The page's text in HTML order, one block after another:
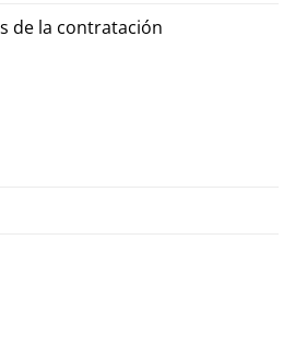
de la contratación